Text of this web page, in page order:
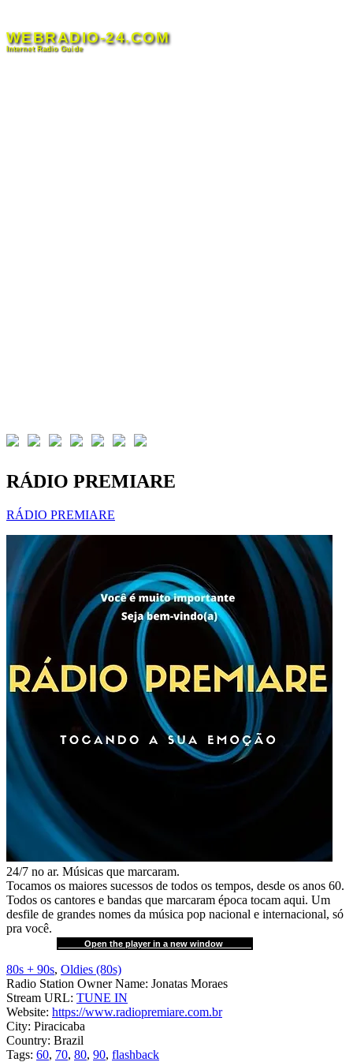
content
WEBRADIO-24.COM
Internet Radio Guide
RÁDIO PREMIARE
RÁDIO PREMIARE
24/7 no ar. Músicas que marcaram.
Tocamos os maiores sucessos de todos os tempos, desde os anos 60.
Todos os cantores e bandas que marcaram época tocam aqui. Um
desfile de grandes nomes da música pop nacional e internacional, só
pra você.
Open the player in a new window
80s + 90s, Oldies (80s)
Radio Station Owner Name: Jonatas Moraes
Stream URL: TUNE IN
Website: https://www.radiopremiare.com.br
City: Piracicaba
Country: Brazil
Tags: 60, 70, 80, 90, flashback